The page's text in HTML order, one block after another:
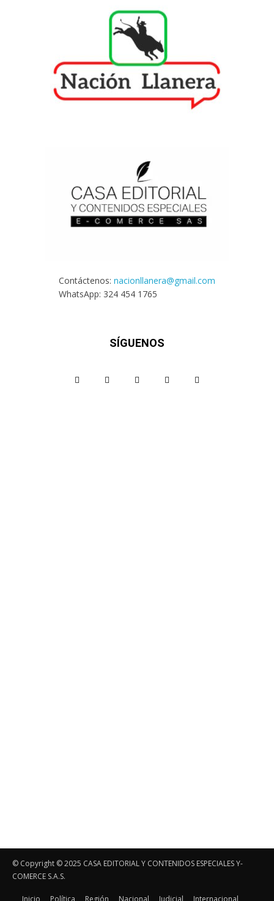
Contáctenos: nacionllanera@gmail.com
WhatsApp: 324 454 1765
SÍGUENOS
© Copyright ©️ 2025 CASA EDITORIAL Y CONTENIDOS ESPECIALES Y-
COMERCE S.A.S.
Inicio Política Región Nacional Judicial Internacional